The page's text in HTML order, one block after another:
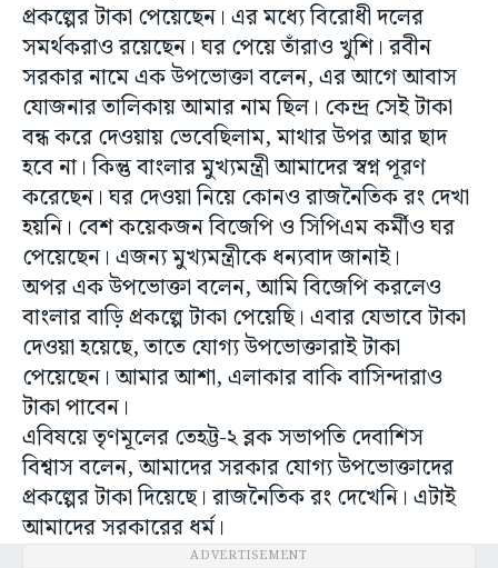
প্রকল্পের টাকা পেয়েছেন। এর মধ্যে বিরোধী দলের
সমর্থকরাও রয়েছেন। ঘর পেয়ে তাঁরাও খুশি। রবীন
সরকার নামে এক উপভোক্তা বলেন, এর আগে আবাস
যোজনার তালিকায় আমার নাম ছিল। কেন্দ্র সেই টাকা
বন্ধ করে দেওয়ায় ভেবেছিলাম, মাথার উপর আর ছাদ
হবে না। কিন্তু বাংলার মুখ্যমন্ত্রী আমাদের স্বপ্ন পূরণ
করেছেন। ঘর দেওয়া নিয়ে কোনও রাজনৈতিক রং দেখা
হয়নি। বেশ কয়েকজন বিজেপি ও সিপিএম কর্মীও ঘর
পেয়েছেন। এজন্য মুখ্যমন্ত্রীকে ধন্যবাদ জানাই।
অপর এক উপভোক্তা বলেন, আমি বিজেপি করলেও
বাংলার বাড়ি প্রকল্পে টাকা পেয়েছি। এবার যেভাবে টাকা
দেওয়া হয়েছে, তাতে যোগ্য উপভোক্তারাই টাকা
পেয়েছেন। আমার আশা, এলাকার বাকি বাসিন্দারাও
টাকা পাবেন।
এবিষয়ে তৃণমূলের তেহট্ট-২ ব্লক সভাপতি দেবাশিস
বিশ্বাস বলেন, আমাদের সরকার যোগ্য উপভোক্তাদের
প্রকল্পের টাকা দিয়েছে। রাজনৈতিক রং দেখেনি। এটাই
আমাদের সরকারের ধর্ম।
ADVERTISEMENT